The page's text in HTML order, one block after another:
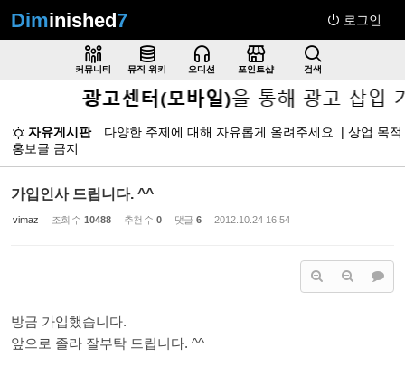
Diminished7 로그인...
커뮤니티 뮤직 위키 오디션 포인트샵 검색
자유게시판
다양한 주제에 대해 자유롭게 올려주세요. | 상업 목적
홍보글 금지
가입인사 드립니다. ^^
vimaz 조회 수 10488 추천 수 0 댓글 6 2012.10.24 16:54
방금 가입했습니다.
앞으로 졸라 잘부탁 드립니다. ^^
Sketchbook5, 스케치북5
Sketchbook5, 스케치북5